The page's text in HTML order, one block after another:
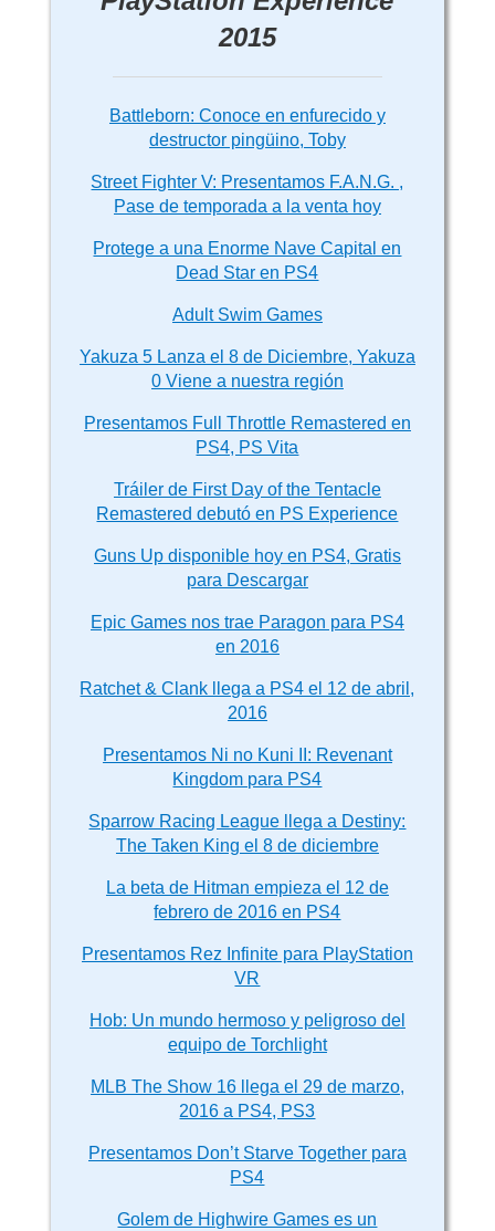
2015
Battleborn: Conoce en enfurecido y
destructor pingüino, Toby
Street Fighter V: Presentamos F.A.N.G. ,
Pase de temporada a la venta hoy
Protege a una Enorme Nave Capital en
Dead Star en PS4
Adult Swim Games
Yakuza 5 Lanza el 8 de Diciembre, Yakuza
0 Viene a nuestra región
Presentamos Full Throttle Remastered en
PS4, PS Vita
Tráiler de First Day of the Tentacle
Remastered debutó en PS Experience
Guns Up disponible hoy en PS4, Gratis
para Descargar
Epic Games nos trae Paragon para PS4
en 2016
Ratchet & Clank llega a PS4 el 12 de abril,
2016
Presentamos Ni no Kuni II: Revenant
Kingdom para PS4
Sparrow Racing League llega a Destiny:
The Taken King el 8 de diciembre
La beta de Hitman empieza el 12 de
febrero de 2016 en PS4
Presentamos Rez Infinite para PlayStation
VR
Hob: Un mundo hermoso y peligroso del
equipo de Torchlight
MLB The Show 16 llega el 29 de marzo,
2016 a PS4, PS3
Presentamos Don’t Starve Together para
PS4
Golem de Highwire Games es un